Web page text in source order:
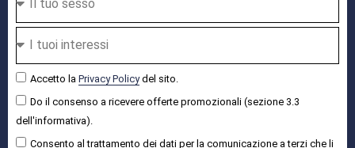
Accetto la Privacy Policydel sito.
Do il consenso a ricevere offerte promozionali (sezione 3.3
dell'informativa).
Consento al trattamento dei dati per la comunicazione a terzi che li